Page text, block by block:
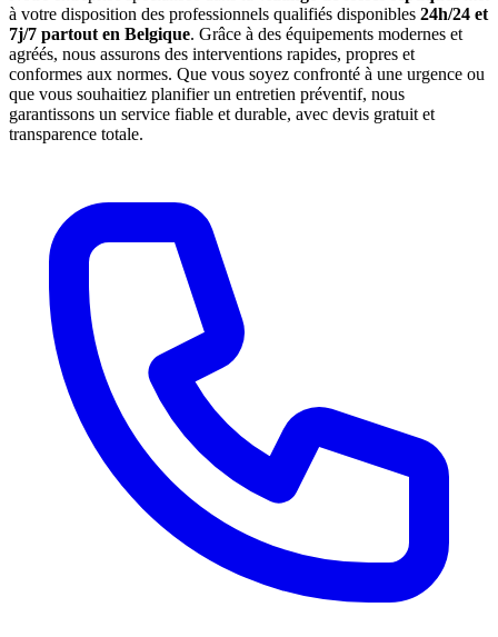
à votre disposition des professionnels qualifiés disponibles 24h/24 et
7j/7 partout en Belgique. Grâce à des équipements modernes et
agréés, nous assurons des interventions rapides, propres et
conformes aux normes. Que vous soyez confronté à une urgence ou
que vous souhaitiez planifier un entretien préventif, nous
garantissons un service fiable et durable, avec devis gratuit et
transparence totale.